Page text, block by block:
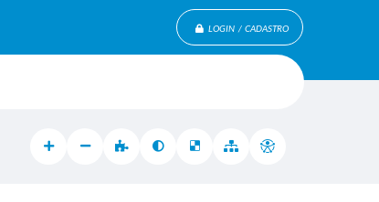
LOGIN / CADASTRO